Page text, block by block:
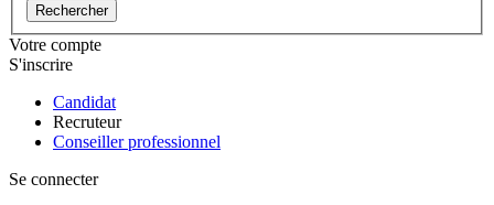
Rechercher
Votre compte
S'inscrire
Candidat
Recruteur
Conseiller professionnel
Se connecter